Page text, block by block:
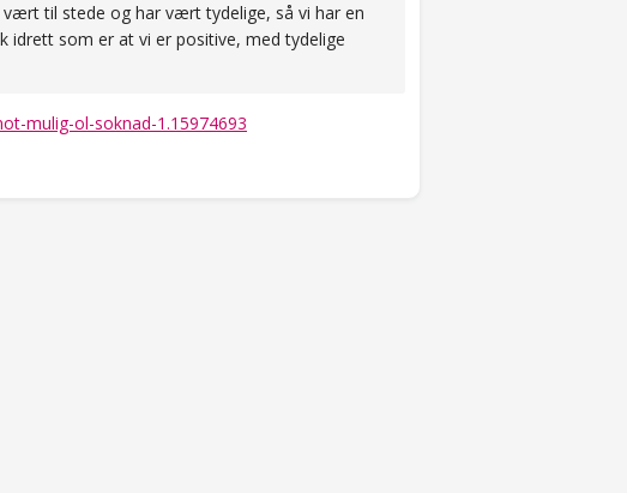
til stede og har vært tydelige, så vi har en
idrett som er at vi er positive, med tydelige
mulig-ol-soknad-1.15974693